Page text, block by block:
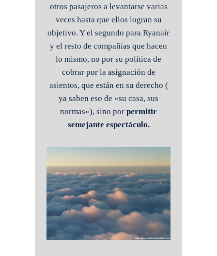
otros pasajeros a levantarse varias
veces hasta que ellos logran su
objetivo. Y el segundo para Ryanair
y el resto de compañías que hacen
lo mismo, no por su política de
cobrar por la asignación de
asientos, que están en su derecho (
ya saben eso de «su casa, sus
normas»), sino por permitir
semejante espectáculo.